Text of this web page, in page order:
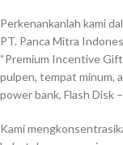
Perkenankanlah kami
PT. Panca Mitra
“Premium Incentive
pulpen, tempat minum,
power bank, Flash Disk
Kami